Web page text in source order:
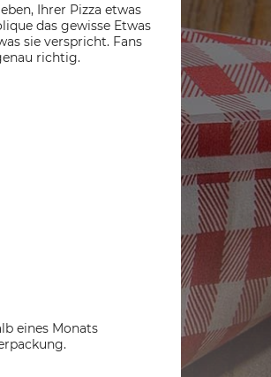
Ihrer Pizza etwas
das gewisse Etwas
sie verspricht. Fans
richtig.
eines Monats